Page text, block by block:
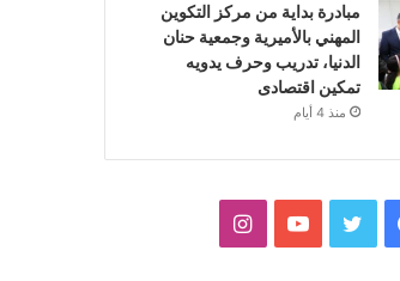
مبادرة بداية من مركز التكوين
المهني بالأميرية وجمعية حنان
الدنيا، تدريب وحرف يدويه
تمكين اقتصادى
منذ 4 أيام
فيسبوكتويتر يوتيوبانستقرام